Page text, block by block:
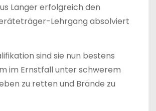
Langer erfolgreich den
Lehrgang absolviert
sind sie nun bestens
im Ernstfall unter schwerem
zu retten und Brände zu